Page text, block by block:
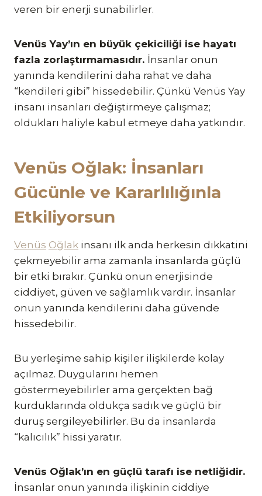
veren bir enerji sunabilirler.
Venüs Yay’ın en büyük çekiciliği ise hayatı
fazla zorlaştırmamasıdır. İnsanlar onun
yanında kendilerini daha rahat ve daha
“kendileri gibi” hissedebilir. Çünkü Venüs Yay
insanı insanları değiştirmeye çalışmaz;
oldukları haliyle kabul etmeye daha yatkındır.
Venüs Oğlak: İnsanları
Gücünle ve Kararlılığınla
Etkiliyorsun
Venüs Oğlak insanı ilk anda herkesin dikkatini
çekmeyebilir ama zamanla insanlarda güçlü
bir etki bırakır. Çünkü onun enerjisinde
ciddiyet, güven ve sağlamlık vardır. İnsanlar
onun yanında kendilerini daha güvende
hissedebilir.
Bu yerleşime sahip kişiler ilişkilerde kolay
açılmaz. Duygularını hemen
göstermeyebilirler ama gerçekten bağ
kurduklarında oldukça sadık ve güçlü bir
duruş sergileyebilirler. Bu da insanlarda
“kalıcılık” hissi yaratır.
Venüs Oğlak’ın en güçlü tarafı ise netliğidir.
İnsanlar onun yanında ilişkinin ciddiye